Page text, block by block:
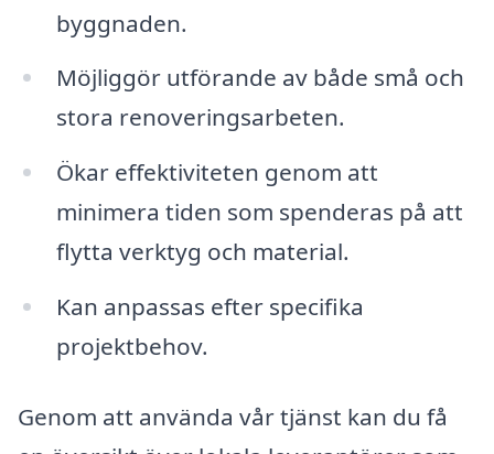
byggnaden.
Möjliggör utförande av både små och
stora renoveringsarbeten.
Ökar effektiviteten genom att
minimera tiden som spenderas på att
flytta verktyg och material.
Kan anpassas efter specifika
projektbehov.
Genom att använda vår tjänst kan du få